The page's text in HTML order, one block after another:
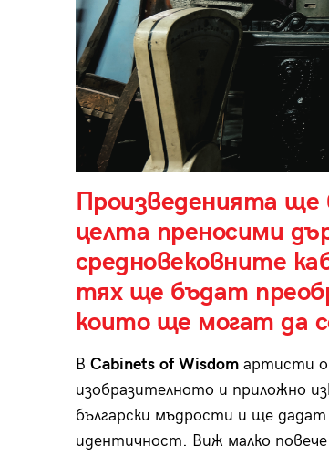
Произведенията ще
целта преносими
средновековните
тях ще бъдат
които ще могат да
В Cabinets of Wisdomартисти
изобразителното и приложно
български мъдрости и ще дадат
идентичност. Виж малко